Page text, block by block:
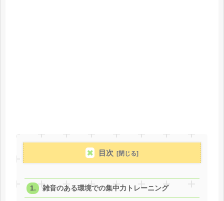
目次
雑音のある環境での集中力トレーニング